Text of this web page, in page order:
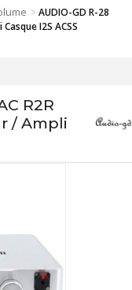
>AUDIO-GD R-28
I2S ACSS
R2R
/ Ampli